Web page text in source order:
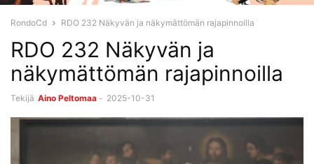
RondoCd RDO 232 Näkyvän ja näkymättömän rajapinnoilla
RDO 232 Näkyvän ja
näkymättömän rajapinnoilla
Tekijä Aino Peltomaa - 2025-10-31